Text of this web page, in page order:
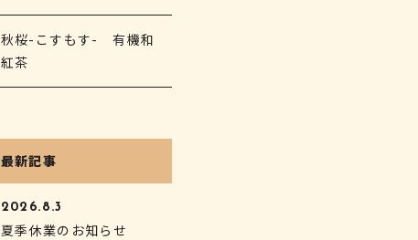
秋桜-こすもす- 有機和
紅茶
最新記事
2026.8.3
夏季休業のお知らせ